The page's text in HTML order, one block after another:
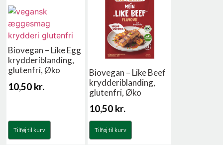
Biovegan – Like Egg
krydderiblanding,
glutenfri, Øko
10,50 kr.
Tilføj til kurv
Biovegan – Like Beef
krydderiblanding,
glutenfri, Øko
10,50 kr.
Tilføj til kurv